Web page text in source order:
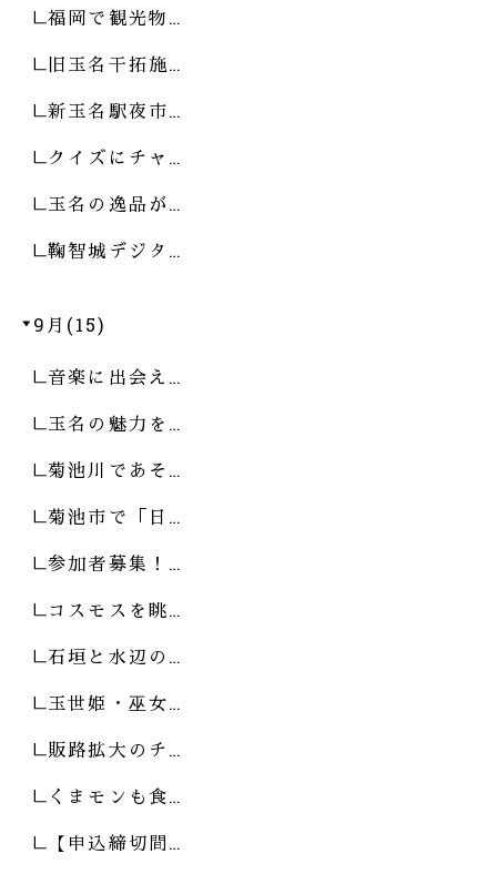
福岡で観光物…
旧玉名干拓施…
新玉名駅夜市…
クイズにチャ…
玉名の逸品が…
鞠智城デジタ…
9月(15)
音楽に出会え…
玉名の魅力を…
菊池川であそ…
菊池市で「日…
参加者募集！…
コスモスを眺…
石垣と水辺の…
玉世姫・巫女…
販路拡大のチ…
くまモンも食…
【申込締切間…